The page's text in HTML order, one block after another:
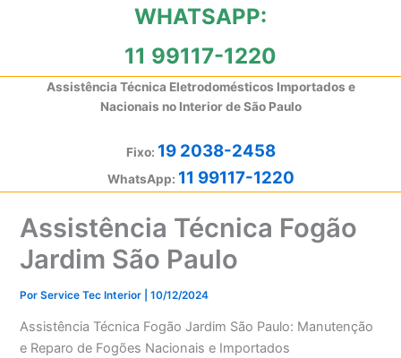
WHATSAPP:
11 99117-1220
Assistência Técnica Eletrodomésticos Importados e
Nacionais no Interior de São Paulo
Fixo: 19 2038-2458
WhatsApp: 11 99117-1220
Assistência Técnica Fogão
Jardim São Paulo
PorService Tec Interior |10/12/2024
Assistência Técnica Fogão Jardim São Paulo: Manutenção
e Reparo de Fogões Nacionais e Importados